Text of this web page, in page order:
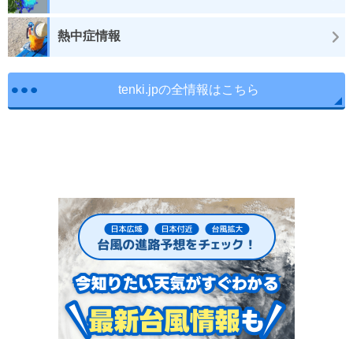
熱中症情報
tenki.jpの全情報はこちら